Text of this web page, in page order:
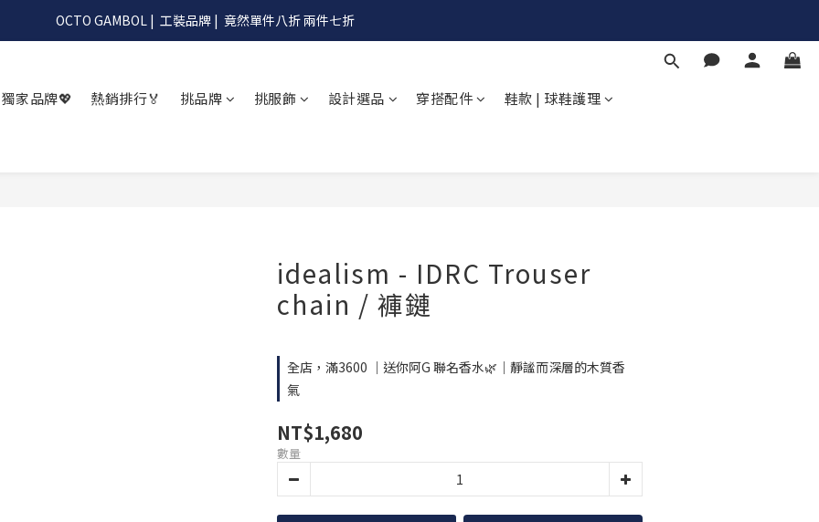
OCTO GAMBOL |  工裝品牌 |  竟然單件八折 兩件七折
OCTO GAMBOL |  工裝品牌 |  竟然單件八折 兩件七折
OCTO GAMBOL |  工裝品牌 |  竟然單件八折 兩件七折
獨家品牌💖 熱銷排行🏅 挑品牌 挑服飾 設計選品 穿搭配件 鞋款 | 球鞋護理
idealism - IDRC Trouser
chain / 褲鏈
全店，滿3600 ｜送你阿G 聯名香水🌿｜靜謐而深層的木質香
氣
NT$1,680
數量